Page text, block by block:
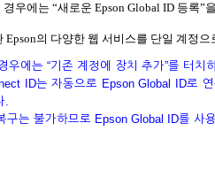
우에는 “새로운 Epson Global ID 등록”
의 다양한 웹 서비스를 단일 계정
에는 “기존 계정에 장치 추가”를 터치
ID는 자동으로 Epson Global ID로
.
구는 불가하므로 Epson Global ID를 사